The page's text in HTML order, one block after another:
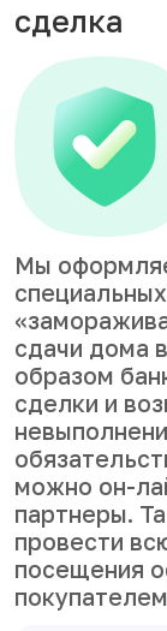
сделка
Мы
сдачи дома
образом
сделки и
можно он-
партнеры.
провести
посещения